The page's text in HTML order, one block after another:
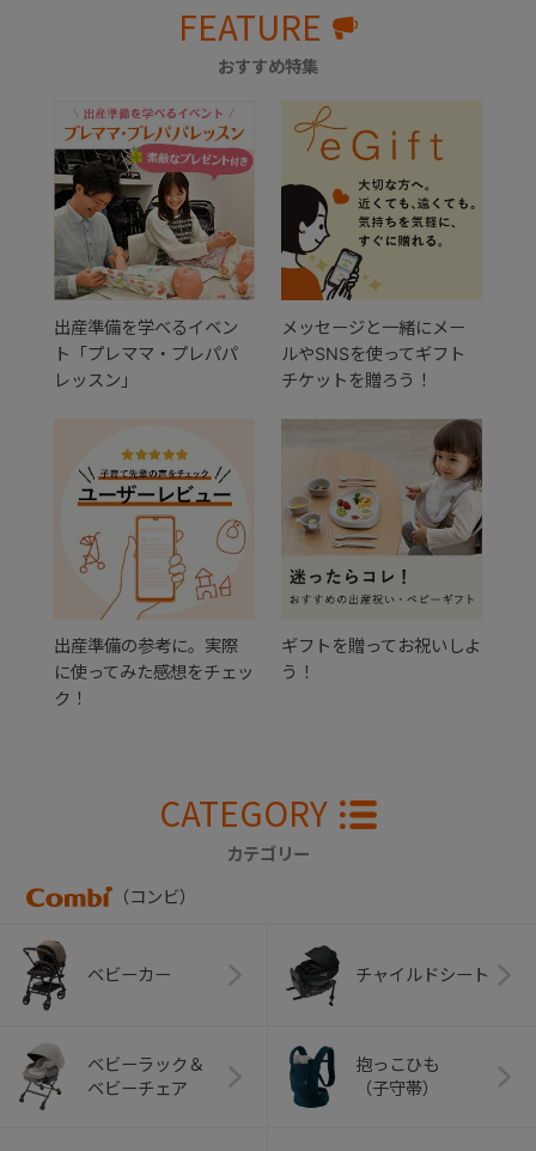
FEATURE
おすすめ特集
出産準備を学べるイベン
ト「プレママ・プレパパ
レッスン」
メッセージと一緒にメー
ルやSNSを使ってギフト
チケットを贈ろう！
出産準備の参考に。実際
に使ってみた感想をチェッ
ク！
ギフトを贈ってお祝いしよ
う！
CATEGORY
カテゴリー
（コンビ）
ベビーカー チャイルドシート
ベビーラック＆
ベビーチェア
抱っこひも
（子守帯）